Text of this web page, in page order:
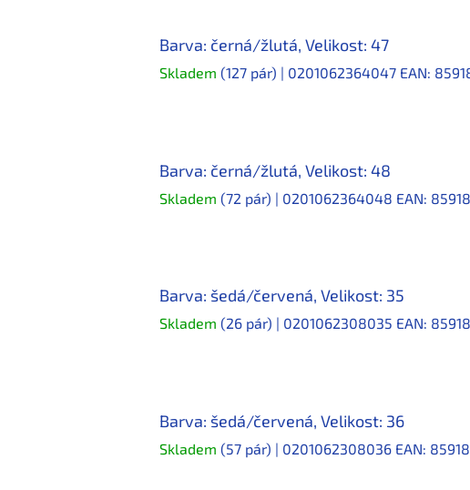
Barva: černá/žlutá, Velikost: 47
Skladem (127 pár) | 0201062364047 EAN:
Barva: černá/žlutá, Velikost: 48
Skladem (72 pár) | 0201062364048 EAN:
Barva: šedá/červená, Velikost: 35
Skladem (26 pár) | 0201062308035 EAN:
Barva: šedá/červená, Velikost: 36
Skladem (57 pár) | 0201062308036 EAN: